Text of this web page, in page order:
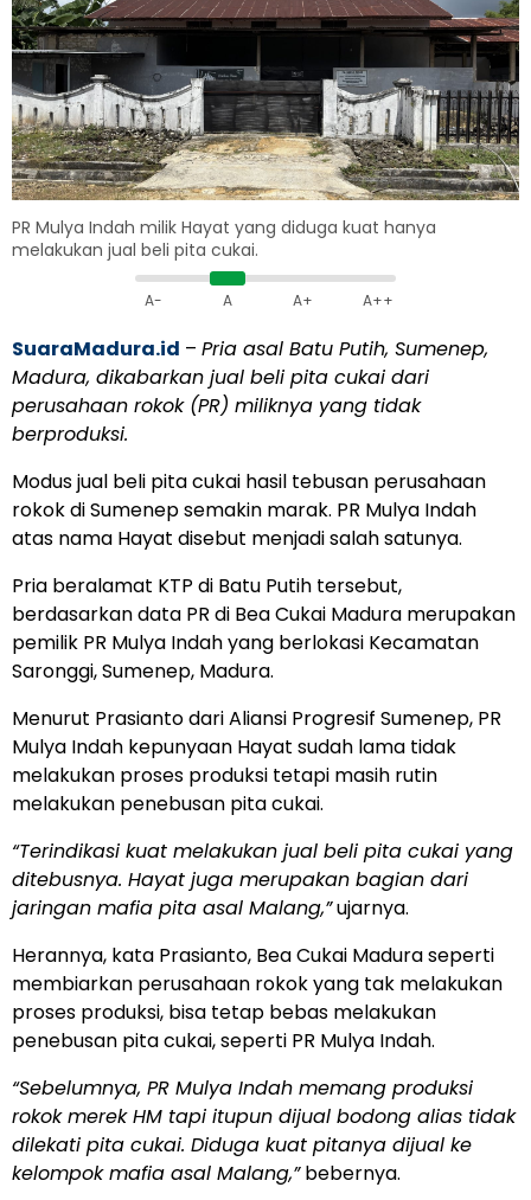
PR Mulya Indah milik Hayat yang diduga kuat hanya
melakukan jual beli pita cukai.
A- A A+ A++
SuaraMadura.id – Pria asal Batu Putih, Sumenep,
Madura, dikabarkan jual beli pita cukai dari
perusahaan rokok (PR) miliknya yang tidak
berproduksi.
Modus jual beli pita cukai hasil tebusan perusahaan
rokok di Sumenep semakin marak. PR Mulya Indah
atas nama Hayat disebut menjadi salah satunya.
Pria beralamat KTP di Batu Putih tersebut,
berdasarkan data PR di Bea Cukai Madura merupakan
pemilik PR Mulya Indah yang berlokasi Kecamatan
Saronggi, Sumenep, Madura.
Menurut Prasianto dari Aliansi Progresif Sumenep, PR
Mulya Indah kepunyaan Hayat sudah lama tidak
melakukan proses produksi tetapi masih rutin
melakukan penebusan pita cukai.
“Terindikasi kuat melakukan jual beli pita cukai yang
ditebusnya. Hayat juga merupakan bagian dari
jaringan mafia pita asal Malang,”ujarnya.
Herannya, kata Prasianto, Bea Cukai Madura seperti
membiarkan perusahaan rokok yang tak melakukan
proses produksi, bisa tetap bebas melakukan
penebusan pita cukai, seperti PR Mulya Indah.
“Sebelumnya, PR Mulya Indah memang produksi
rokok merek HM tapi itupun dijual bodong alias tidak
dilekati pita cukai. Diduga kuat pitanya dijual ke
kelompok mafia asal Malang,”bebernya.